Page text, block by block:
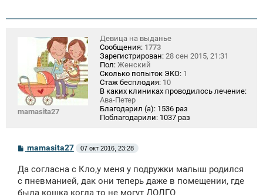
mamasita27
Девица на выданье
Сообщения: 1773
Зарегистрирован: 28 сен 2015, 21:31
Пол: Женский
Сколько попыток ЭКО: 1
Стаж бесплодия: 10
В каких клиниках проводилось лечение:
Ава-Петер
Благодарил (а): 1536 раз
Поблагодарили: 1037 раз
С
о
б
щ
mamasita27 07 окт 2016, 23:28
Да согласна с Кло,у меня у подружки малыш родился
с пневманией, дак они теперь даже в помещении, где
была кошка когда то не могут ДОЛГО